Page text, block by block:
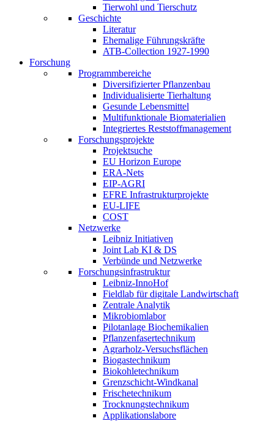
Tierwohl und Tierschutz
Geschichte
Literatur
Ehemalige Führungskräfte
ATB-Collection 1927-1990
Forschung
Programmbereiche
Diversifizierter Pflanzenbau
Individualisierte Tierhaltung
Gesunde Lebensmittel
Multifunktionale Biomaterialien
Integriertes Reststoffmanagement
Forschungsprojekte
Projektsuche
EU Horizon Europe
ERA-Nets
EIP-AGRI
EFRE Infrastrukturprojekte
EU-LIFE
COST
Netzwerke
Leibniz Initiativen
Joint Lab KI & DS
Verbünde und Netzwerke
Forschungsinfrastruktur
Leibniz-InnoHof
Fieldlab für digitale Landwirtschaft
Zentrale Analytik
Mikrobiomlabor
Pilotanlage Biochemikalien
Pflanzenfasertechnikum
Agrarholz-Versuchsflächen
Biogastechnikum
Biokohletechnikum
Grenzschicht-Windkanal
Frischetechnikum
Trocknungstechnikum
Applikationslabore